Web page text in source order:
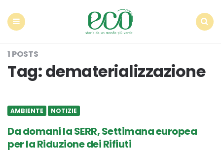
1 POSTS
Tag:dematerializzazione
AMBIENTE NOTIZIE
Da domani la SERR, Settimana europea
per la Riduzione dei Rifiuti